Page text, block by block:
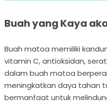
Buah yang Kaya
Buah matoa memiliki
vitamin C, antioksidan,
dalam buah matoa
meningkatkan daya tahan
bermanfaat untuk